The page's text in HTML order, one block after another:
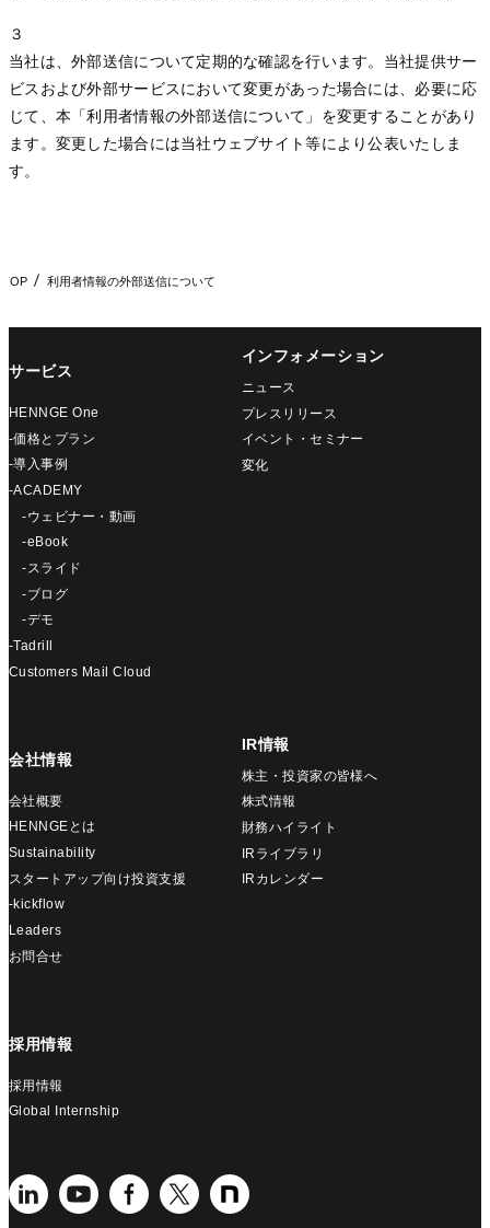
３
当社は、外部送信について定期的な確認を行います。当社提供サー
ビスおよび外部サービスにおいて変更があった場合には、必要に応
じて、本「利用者情報の外部送信について」を変更することがあり
ます。変更した場合には当社ウェブサイト等により公表いたしま
す。
TOP 利用者情報の外部送信について
サービス
HENNGE One
-価格とプラン
-導入事例
-ACADEMY
-ウェビナー・動画
-eBook
-スライド
-ブログ
-デモ
-Tadrill
Customers Mail Cloud
インフォメーション
ニュース
プレスリリース
イベント・セミナー
変化
会社情報
会社概要
HENNGEとは
Sustainability
スタートアップ向け投資支援
-kickflow
Leaders
お問合せ
IR情報
株主・投資家の皆様へ
株式情報
財務ハイライト
IRライブラリ
IRカレンダー
採用情報
採用情報
Global Internship